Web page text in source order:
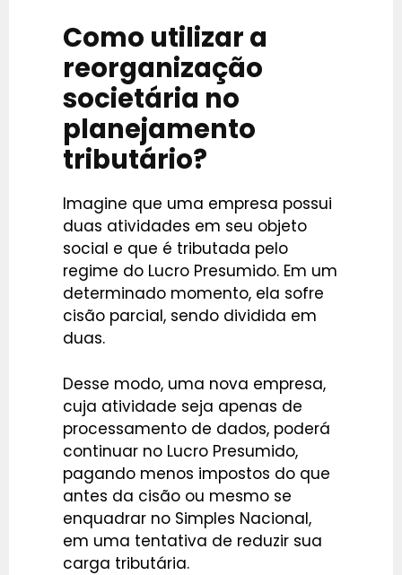
Como utilizar a
reorganização
societária no
planejamento
tributário?
Imagine que uma empresa possui
duas atividades em seu objeto
social e que é tributada pelo
regime do Lucro Presumido. Em um
determinado momento, ela sofre
cisão parcial, sendo dividida em
duas.
Desse modo, uma nova empresa,
cuja atividade seja apenas de
processamento de dados, poderá
continuar no Lucro Presumido,
pagando menos impostos do que
antes da cisão ou mesmo se
enquadrar no Simples Nacional,
em uma tentativa de reduzir sua
carga tributária.